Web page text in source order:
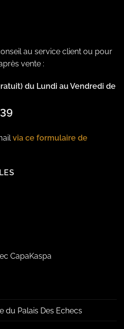
au service client ou pour
vente :
du Lundi au Vendredi de
via ce formulaire de
CapaKaspa
du Palais Des Echecs